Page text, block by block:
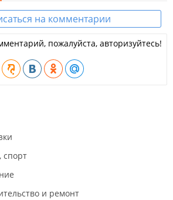
на комментарии
пожалуйста, авторизуйтесь!
спорт
и ремонт